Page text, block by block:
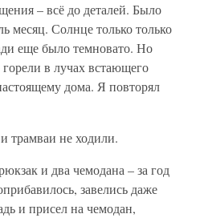
– всё до деталей. Было
месяц. Солнце только только
еще было темновато. Но
в лучах встающего
дома. Я повторял
трамваи не ходили.
и два чемодана – за год
завелись даже
и присел на чемодан,